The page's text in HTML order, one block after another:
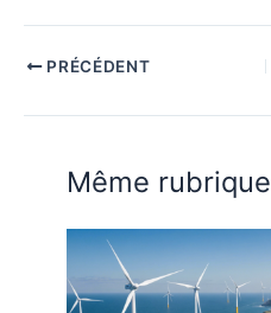
PRÉCÉDENT
Même rubrique